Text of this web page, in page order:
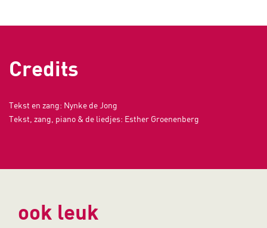
Credits
Tekst en zang: Nynke de Jong
Tekst, zang, piano & de liedjes: Esther Groenenberg
ook leuk